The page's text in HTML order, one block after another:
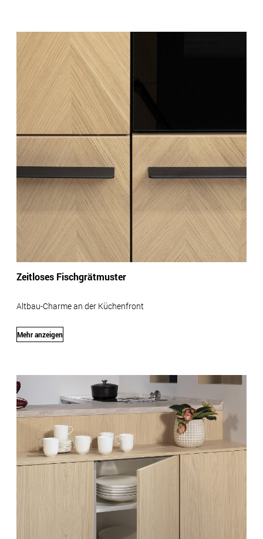
Zeitloses Fischgrätmuster
Altbau-Charme an der Küchenfront
Mehr anzeigen